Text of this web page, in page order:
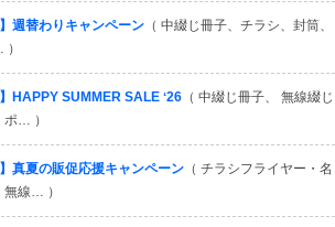
週替わりキャンペーン （ 中綴じ冊子、チラシ、封筒、
HAPPY SUMMER SALE ʻ26 （ 中綴じ冊子、 無線綴じ
… ）
真夏の販促応援キャンペーン （ チラシフライヤー・名
線… ）